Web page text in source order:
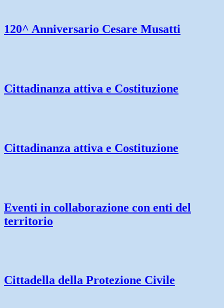
120^ Anniversario Cesare Musatti
Cittadinanza attiva e Costituzione
Cittadinanza attiva e Costituzione
Eventi in collaborazione con enti del
territorio
Cittadella della Protezione Civile